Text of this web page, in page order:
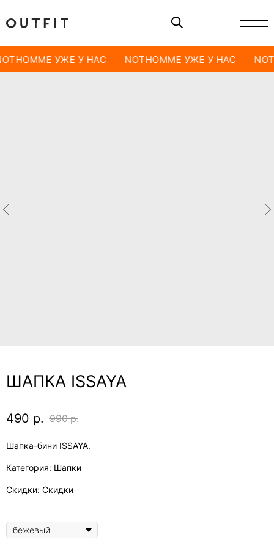
УЖЕ У НАС NOTHOMME УЖЕ У НАС
ШАПКА ISSAYA
490 р. 990 р.
Шапка-бини ISSAYA.
Категория: Шапки
Скидки: Скидки